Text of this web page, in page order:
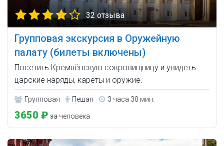
32 отзыва
Групповая экскурсия в Оружейную
палату (билеты включены)
Посетить Кремлёвскую сокровищницу и увидеть
царские наряды, кареты и оружие.
Групповая Пешая 3 часа 30 мин.
3650 ₽ за человека